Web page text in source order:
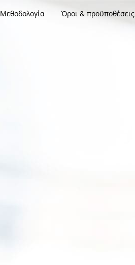
Μεθοδολογία Όροι & προϋποθέσεις